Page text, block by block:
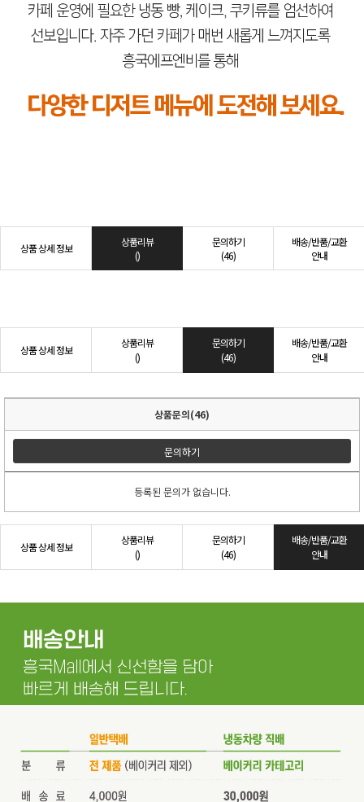
상품 상세 정보
상품리뷰
()
문의하기
(46)
배송/반품/교환
안내
상품 상세 정보
상품리뷰
()
문의하기
(46)
배송/반품/교환
안내
상품문의(46)
문의하기
등록된 문의가 없습니다.
상품 상세 정보
상품리뷰
()
문의하기
(46)
배송/반품/교환
안내